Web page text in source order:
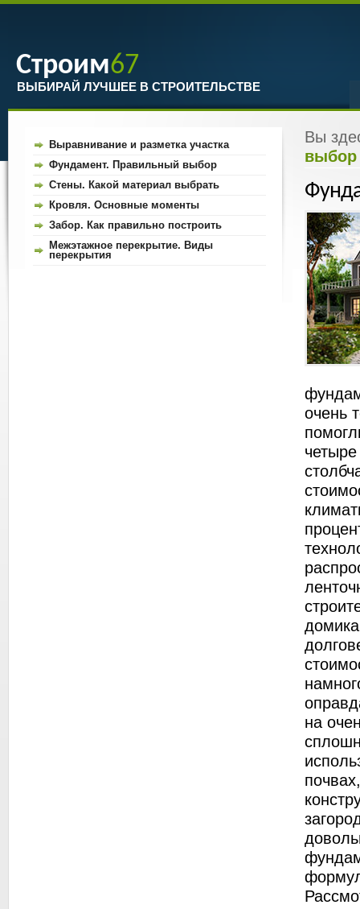
Строим67
ВЫБИРАЙ ЛУЧШЕЕ В СТРОИТЕЛЬСТВЕ
Вы
выбор
очень
на
Выравнивание и разметка участка
Фундамент. Правильный выбор
Стены. Какой материал выбрать
Кровля. Основные моменты
Забор. Как правильно построить
Межэтажное перекрытие. Виды
перекрытия